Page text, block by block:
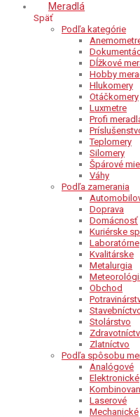
Meradlá
Späť
Podľa kategórie
Dĺžkové
Hobby
Hlukomery
Otáčkomery
Luxmetre
Profi
Teplomery
Silomery
Špárové
Váhy
Podľa zamerania
Doprava
Domácnosť
Kuriérske
Laboratórne
Kvalitárske
Metalurgia
Obchod
Stolárstvo
Zlatníctvo
Podľa spôsobu
Analógové
Elektronické
Laserové
Mechanické